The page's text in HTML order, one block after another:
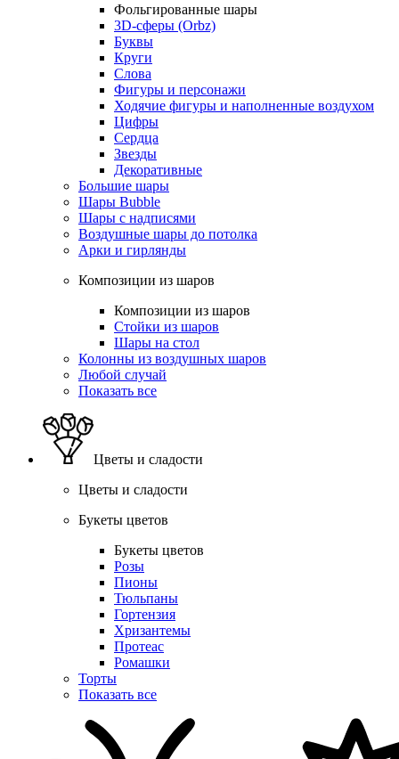
Фольгированные шары
3D-сферы (Orbz)
Буквы
Круги
Слова
Фигуры и персонажи
Ходячие фигуры и наполненные воздухом
Цифры
Сердца
Звезды
Декоративные
Большие шары
Шары Bubble
Шары с надписями
Воздушные шары до потолка
Арки и гирлянды
Композиции из шаров
Композиции из шаров
Стойки из шаров
Шары на стол
Колонны из воздушных шаров
Любой случай
Показать все
Цветы и сладости
Цветы и сладости
Букеты цветов
Букеты цветов
Розы
Пионы
Тюльпаны
Гортензия
Хризантемы
Протеас
Ромашки
Торты
Показать все